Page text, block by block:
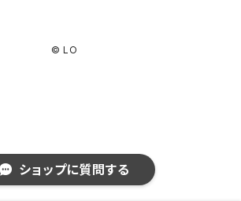
ショップに質問する
© LO